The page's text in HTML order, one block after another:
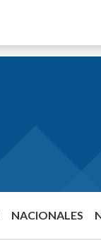
NACIONALES